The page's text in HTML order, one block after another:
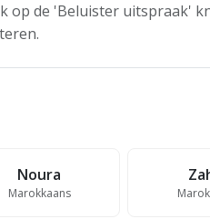
op de 'Beluister uitspraak'
Noura
Marokkaans